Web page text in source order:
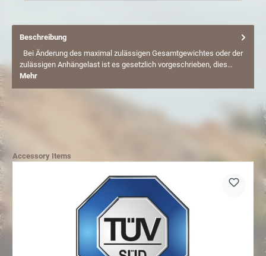
Beschreibung
Bei Änderung des maximal zulässigen Gesamtgewichtes oder der
zulässigen Anhängelast ist es gesetzlich vorgeschrieben, dies…
Mehr
Accessory Items